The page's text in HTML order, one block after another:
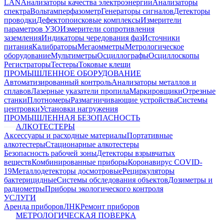
LANАнализаторы качества электроэнергииАнализаторы
спектраВольтамперфазометрГенераторы сигналовДетекторы
проводкиДефектопоисковые комплексыИзмерители
параметров УЗОИзмерители сопротивления
заземленияИндикаторы чередования фазИсточники
питанияКалибраторыМегаомметрыМетрологическое
оборудованиеМультиметрыОсциллографыОсциллоскопы
РегистраторыТестерыТоковые клещи
ПРОМЫШЛЕННОЕ ОБОРУДОВАНИЕ
Автоматизированный контрольАнализаторы металлов и
сплавовЛазерные указатели пропилаМаркировщикиОтрезные
станкиПлотномерыРазмагничивающие устройстваСистемы
центровкиУстановки нагружения
ПРОМЫШЛЕННАЯ БЕЗОПАСНОСТЬ
АЛКОТЕСТЕРЫ
Аксессуары и расходные материалыПортативные
алкотестерыСтационарные алкотестеры
Безопасность рабочей зоныДетекторы взрывчатых
веществКомбинированные приборыКоронавирус COVID-
19Металлодетекторы досмотровыеРециркуляторы
бактерицидныеСистемы обследования объектовДозиметры и
радиометрыПриборы экологического контроля
УСЛУГИ
Аренда приборовЛНКРемонт приборов
МЕТРОЛОГИЧЕСКАЯ ПОВЕРКА